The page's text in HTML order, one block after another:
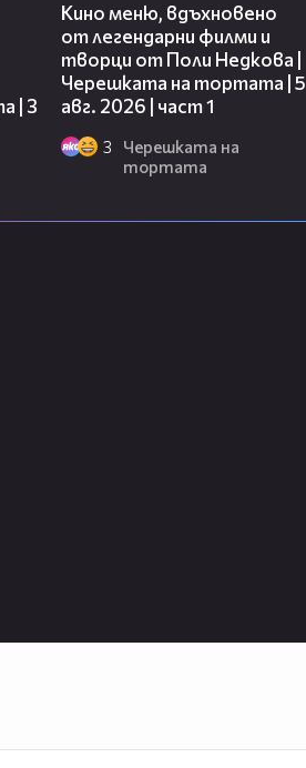
| 3
Кино меню, вдъхновено
от легендарни филми и
творци от Поли Недкова |
Черешката на тортата | 5
авг. 2026 | част 1
3
Черешката на
тортата